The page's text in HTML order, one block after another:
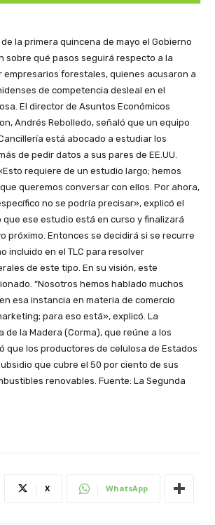
la primera quincena de mayo el Gobierno
sobre qué pasos seguirá respecto a la
empresarios forestales, quienes acusaron a
de competencia desleal en el
El director de Asuntos Económicos
Andrés Rebolledo, señaló que un equipo
está abocado a estudiar los
de pedir datos a sus pares de EE.UU.
requiere de un estudio largo; hemos
queremos conversar con ellos. Por ahora,
no se podría precisar», explicó el
ese estudio está en curso y finalizará
próximo. Entonces se decidirá si se recurre
incluido en el TLC para resolver
de este tipo. En su visión, este
“Nosotros hemos hablado muchos
esa instancia en materia de comercio
para eso está», explicó. La
de la Madera (Corma), que reúne a los
que los productores de celulosa de Estados
que cubre el 50 por ciento de sus
renovables. Fuente: La Segunda
X WhatsApp